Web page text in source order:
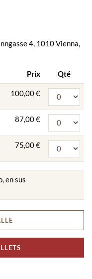
4, 1010 Vienna,
Prix Qté
100,00 €
87,00 €
75,00 €
en sus